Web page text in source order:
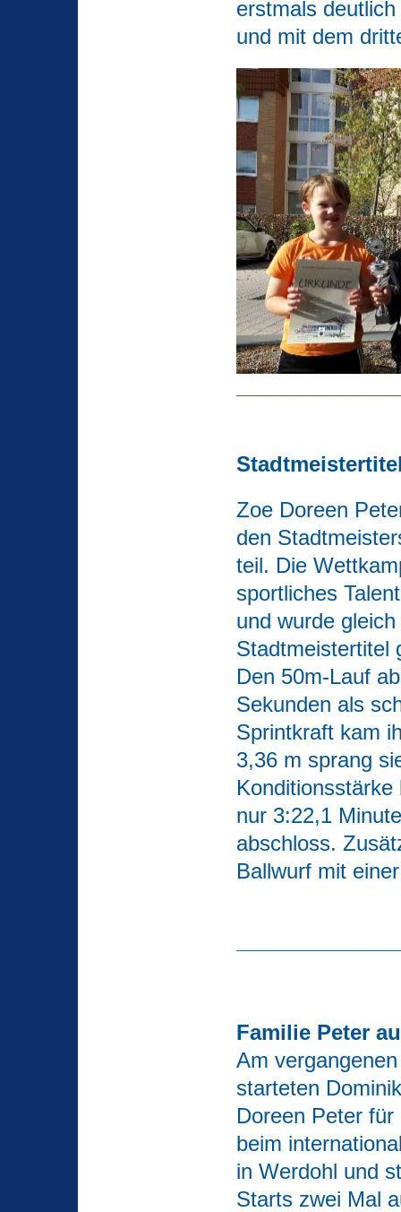
erstmals
und mit dem
Zoe Doreen
den
teil. Die W
sportliches
und wurde
Stadtmeistertitel
Den 50m-Lauf
Sekunden als
Sprintkraft kam
3,36 m sprang
nur 3:22,1
abschloss.
Ballwurf mit
Familie Peter
Am
starteten
Doreen Peter
beim
in Werdohl und
Starts zwei Mal